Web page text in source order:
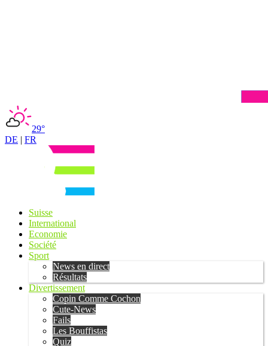
29°
DE | FR
Suisse
International
Economie
Société
Sport
News en direct
Résultats
Divertissement
Copin Comme Cochon
Cute-News
Fails
Les Bouffistas
Quiz